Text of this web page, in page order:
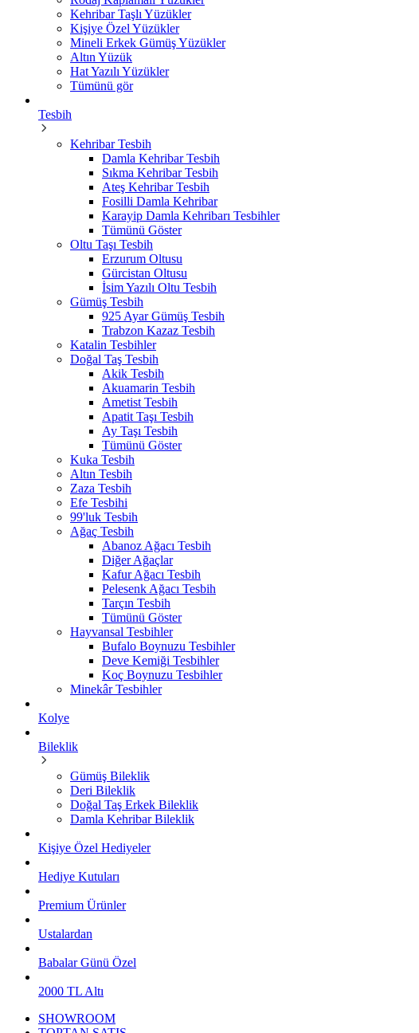
Kehribar Taşlı Yüzükler
Kişiye Özel Yüzükler
Mineli Erkek Gümüş Yüzükler
Altın Yüzük
Hat Yazılı Yüzükler
Tümünü gör
Tesbih
Kehribar Tesbih
Damla Kehribar Tesbih
Sıkma Kehribar Tesbih
Ateş Kehribar Tesbih
Fosilli Damla Kehribar
Karayip Damla Kehribarı Tesbihler
Tümünü Göster
Oltu Taşı Tesbih
Erzurum Oltusu
Gürcistan Oltusu
İsim Yazılı Oltu Tesbih
Gümüş Tesbih
925 Ayar Gümüş Tesbih
Trabzon Kazaz Tesbih
Katalin Tesbihler
Doğal Taş Tesbih
Akik Tesbih
Akuamarin Tesbih
Ametist Tesbih
Apatit Taşı Tesbih
Ay Taşı Tesbih
Tümünü Göster
Kuka Tesbih
Altın Tesbih
Zaza Tesbih
Efe Tesbihi
99'luk Tesbih
Ağaç Tesbih
Abanoz Ağacı Tesbih
Diğer Ağaçlar
Kafur Ağacı Tesbih
Pelesenk Ağacı Tesbih
Tarçın Tesbih
Tümünü Göster
Hayvansal Tesbihler
Bufalo Boynuzu Tesbihler
Deve Kemiği Tesbihler
Koç Boynuzu Tesbihler
Minekâr Tesbihler
Kolye
Bileklik
Gümüş Bileklik
Deri Bileklik
Doğal Taş Erkek Bileklik
Damla Kehribar Bileklik
Kişiye Özel Hediyeler
Hediye Kutuları
Premium Ürünler
Ustalardan
Babalar Günü Özel
2000 TL Altı
SHOWROOM